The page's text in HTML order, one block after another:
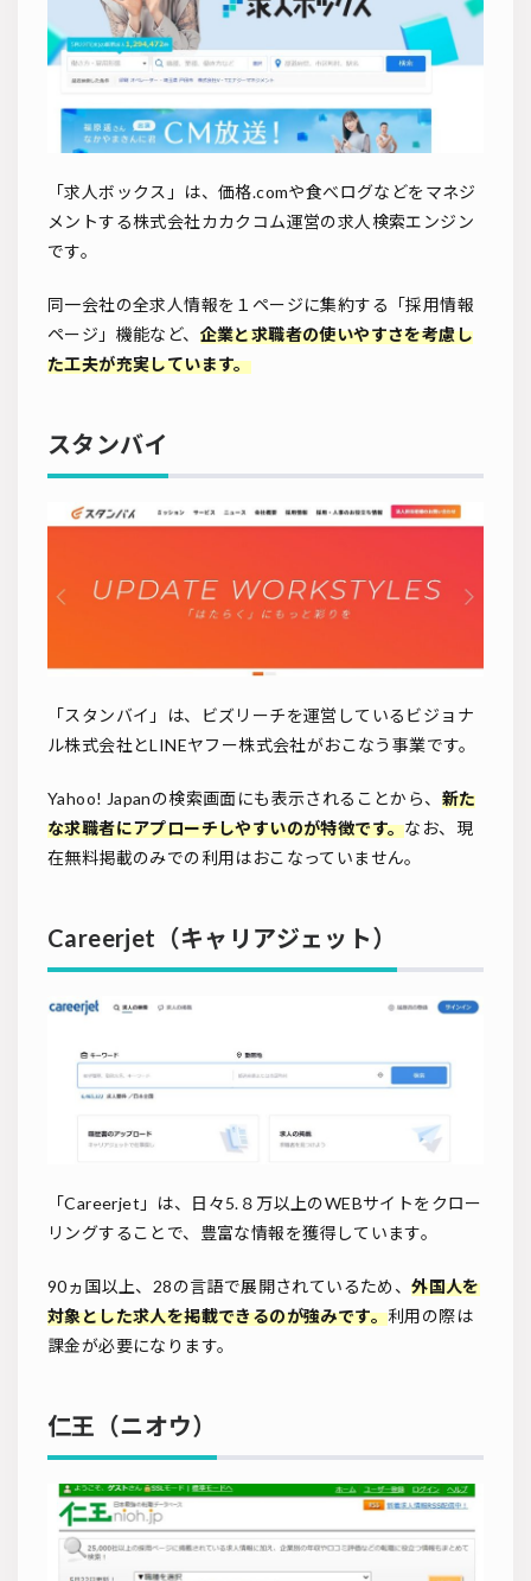
「求人ボックス」は、価格.comや食べログなどをマネジ
メントする株式会社カカクコム運営の求人検索エンジン
です。
同一会社の全求人情報を１ページに集約する「採用情報
ページ」機能など、 企業と求職者の使いやすさを考慮し
た工夫が充実しています。
スタンバイ
「スタンバイ」は、ビズリーチを運営しているビジョナ
ル株式会社とLINEヤフー株式会社がおこなう事業です。
Yahoo! Japanの検索画面にも表示されることから、 新た
な求職者にアプローチしやすいのが特徴です。なお、現
在無料掲載のみでの利用はおこなっていません。
Careerjet（キャリアジェット）
「Careerjet」は、日々5.８万以上のWEBサイトをクロー
リングすることで、豊富な情報を獲得しています。
90ヵ国以上、28の言語で展開されているため、外国人を
対象とした求人を掲載できるのが強みです。利用の際は
課金が必要になります。
仁王（ニオウ）